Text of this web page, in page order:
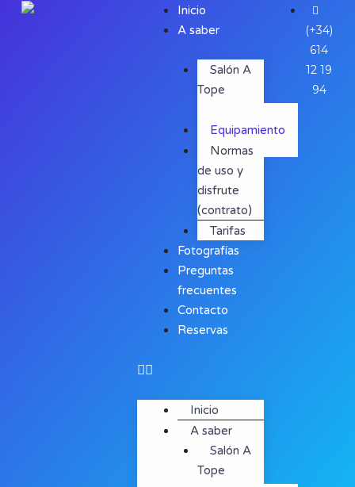
Inicio
A saber
Salón A
Tope
Equipamiento
Normas
de uso y
disfrute
(contrato)
Tarifas
Fotografías
Preguntas
frecuentes
Contacto
Reservas
Inicio
A saber
Salón A
Tope
(+34)
614
12 19
94